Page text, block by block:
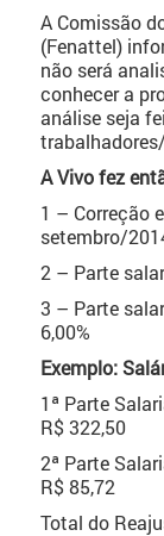
A Comissão
(Fenattel)
não será
conhecer a
análise seja
A Vivo fez
1 – Correção
setembro/
2 – Parte
3 – Parte
6,00%
Exemplo:
1ª Parte
R$ 322,50
2ª Parte
R$ 85,72
Total do